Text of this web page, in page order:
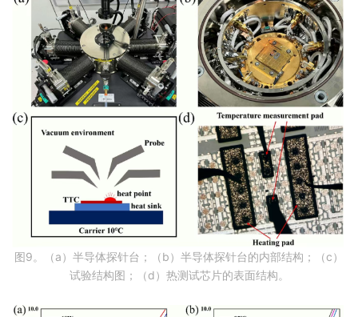
图9。（a）半导体探针台；（b）半导体探针台的内部结构；（c）
试验结构图；（d）热测试芯片的表面结构。